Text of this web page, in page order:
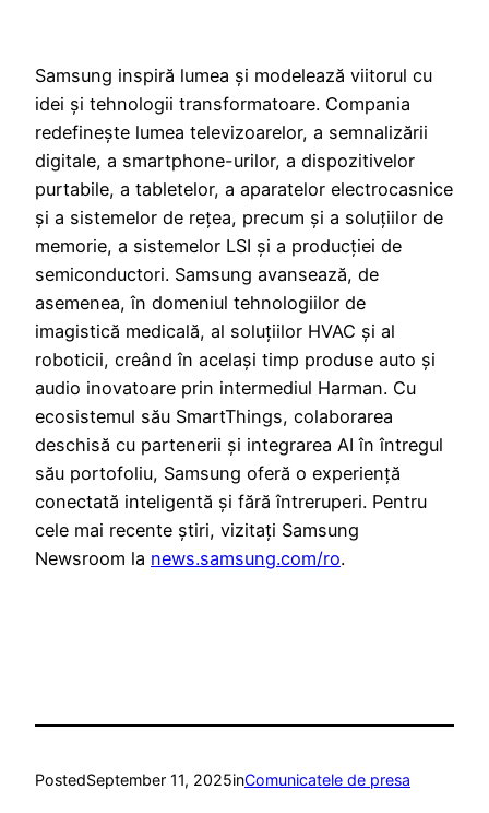
Samsung inspiră lumea și modelează viitorul cu
idei și tehnologii transformatoare. Compania
redefinește lumea televizoarelor, a semnalizării
digitale, a smartphone-urilor, a dispozitivelor
purtabile, a tabletelor, a aparatelor electrocasnice
și a sistemelor de rețea, precum și a soluțiilor de
memorie, a sistemelor LSI și a producției de
semiconductori. Samsung avansează, de
asemenea, în domeniul tehnologiilor de
imagistică medicală, al soluțiilor HVAC și al
roboticii, creând în același timp produse auto și
audio inovatoare prin intermediul Harman. Cu
ecosistemul său SmartThings, colaborarea
deschisă cu partenerii și integrarea AI în întregul
său portofoliu, Samsung oferă o experiență
conectată inteligentă și fără întreruperi. Pentru
cele mai recente știri, vizitați Samsung
Newsroom la news.samsung.com/ro.
PostedSeptember 11, 2025inComunicatele de presa